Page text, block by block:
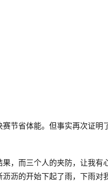
节省体能。但事实再次证明
，而三个人的夹防，让我有
沥的开始下起了雨，下雨对